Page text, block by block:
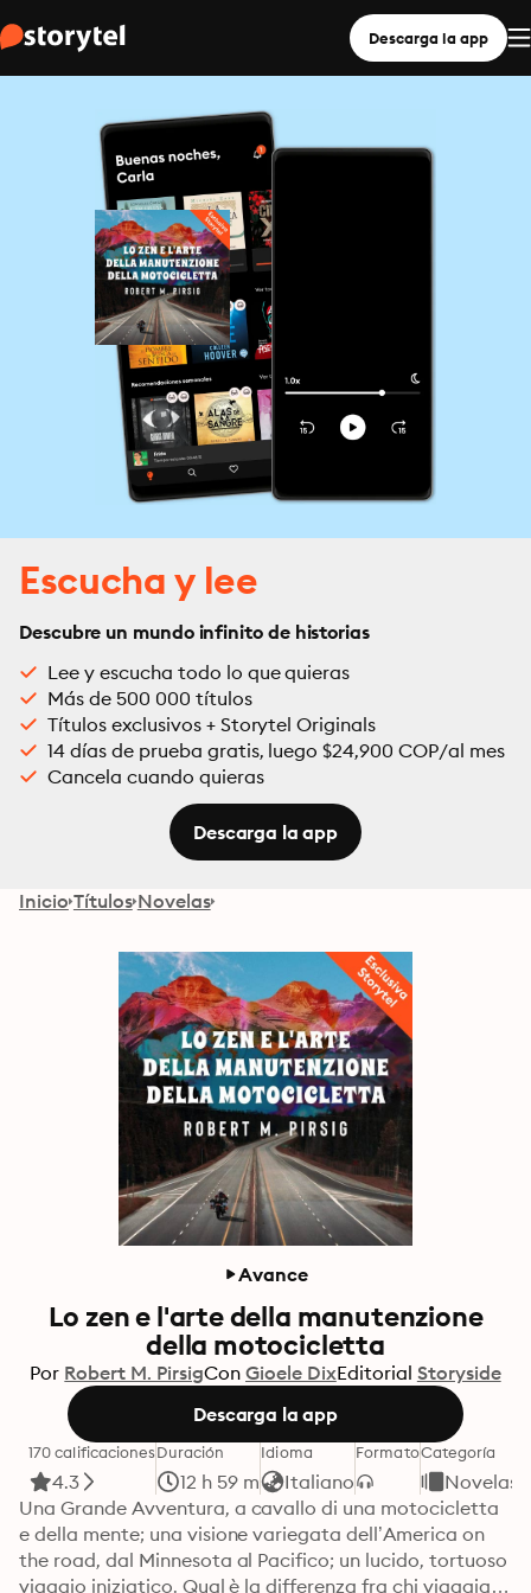
Descarga la app
Escucha y lee
Descubre un mundo infinito de historias
Lee y escucha todo lo que quieras
Más de 500 000 títulos
Títulos exclusivos + Storytel Originals
14 días de prueba gratis, luego $24,900 COP/al mes
Cancela cuando quieras
Descarga la app
Inicio Títulos Novelas
Avance
Lo zen e l'arte della manutenzione
della motocicletta
Por Robert M. PirsigCon Gioele DixEditorial Storyside
Descarga la app
170 calificaciones
4.3
Duración
12 h 59 m
Idioma
Italiano
FormatoCategoría
Novelas
Una Grande Avventura, a cavallo di una motocicletta
e della mente; una visione variegata dell’America on
the road, dal Minnesota al Pacifico; un lucido, tortuoso
viaggio iniziatico. Qual è la differenza fra chi viaggia in